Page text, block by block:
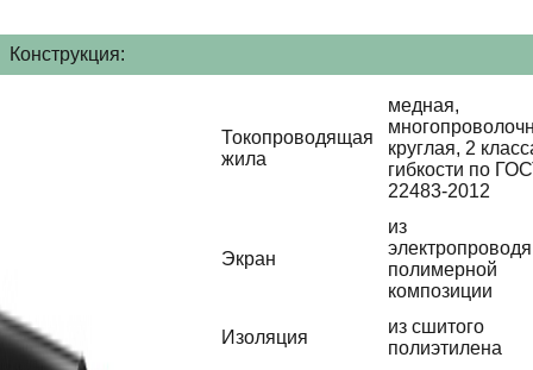
Конструкция:
Токопроводящая
жила
медная,
круглая, 2
гибкости по
22483-2012
Экран
из
полимерной
композиции
Изоляция
из сшитого
полиэтилена